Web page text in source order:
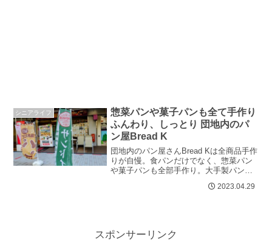
シニアライフ
惣菜パンや菓子パンも全て手作り
ふんわり、しっとり 団地内のパ
ン屋Bread K
団地内のパン屋さんBread Kは全商品手作
りが自慢。食パンだけでなく、惣菜パン
や菓子パンも全部手作り。大手製パン会
ーション、手作りとは違う。ふ...2023.04.29
スポンサーリンク